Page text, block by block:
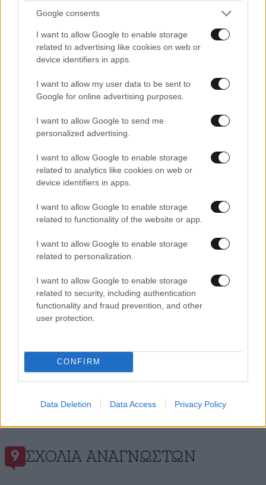
Google consents
I want to allow Google to enable storage
related to advertising like cookies on web or
device identifiers in apps.
I want to allow my user data to be sent to
Google for online advertising purposes.
I want to allow Google to send me
personalized advertising.
I want to allow Google to enable storage
related to analytics like cookies on web or
device identifiers in apps.
I want to allow Google to enable storage
related to functionality of the website or app.
I want to allow Google to enable storage
related to personalization.
I want to allow Google to enable storage
related to security, including authentication
functionality and fraud prevention, and other
user protection.
CONFIRM
Data Deletion Data Access Privacy Policy
Akylas για Eurovision 2026: «Aδικηθήκαμε, δεν
αξίζαμε τη δέκατη θέση» – «Ήταν μια πολύ
Ακολουθήστε τοNEWSBEASTστοGoogle News
9 ΣΧΌΛΙΑ ΑΝΑΓΝΩΣΤΏΝ